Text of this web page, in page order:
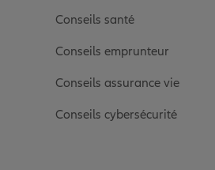
Conseils santé
Conseils emprunteur
Conseils assurance vie
Conseils cybersécurité